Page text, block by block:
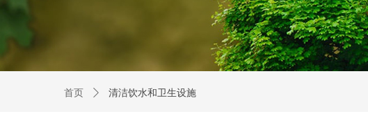
首页 ꄲ 清洁饮水和卫生设施